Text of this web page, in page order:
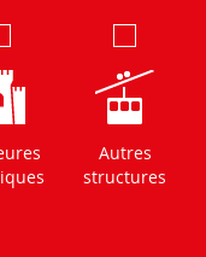
Autres
structures